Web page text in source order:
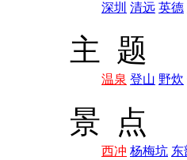
深圳 清远 英德
主 题
温泉 登山 野炊
景 点
西冲 杨梅坑 东